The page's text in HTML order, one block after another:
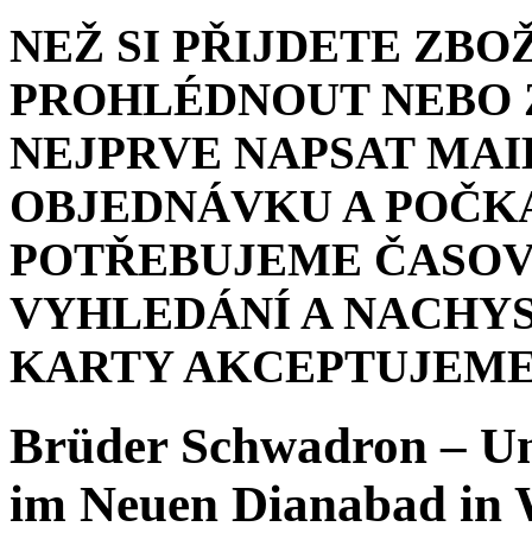
NEŽ SI PŘIJDETE
PROHLÉDNOUT
NEJPRVE NAPSAT
OBJEDNÁVKU A
POTŘEBUJEME
VYHLEDÁNÍ A
KARTY
Brüder Schwadron –
im Neuen Dianabad in